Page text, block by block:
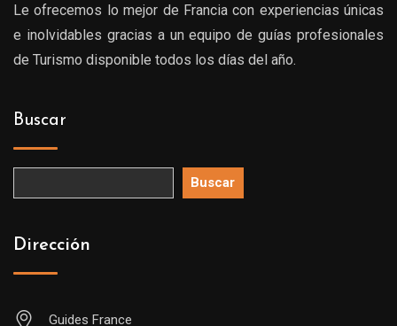
Le ofrecemos lo mejor de Francia con experiencias únicas
e inolvidables gracias a un equipo de guías profesionales
de Turismo disponible todos los días del año.
Buscar
Buscar
Dirección
Guides France